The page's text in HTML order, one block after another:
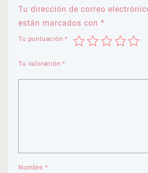
Tu dirección de correo
están marcados con*
Tu puntuación*
Tu valoración*
Nombre *